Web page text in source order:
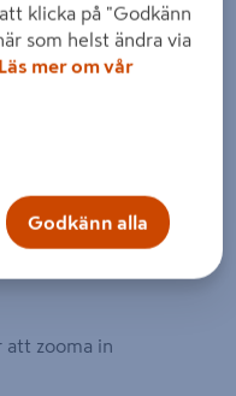
att zooma in
klicka på "Godkänn
som helst ändra via
Läs mer om vår
Godkänn alla